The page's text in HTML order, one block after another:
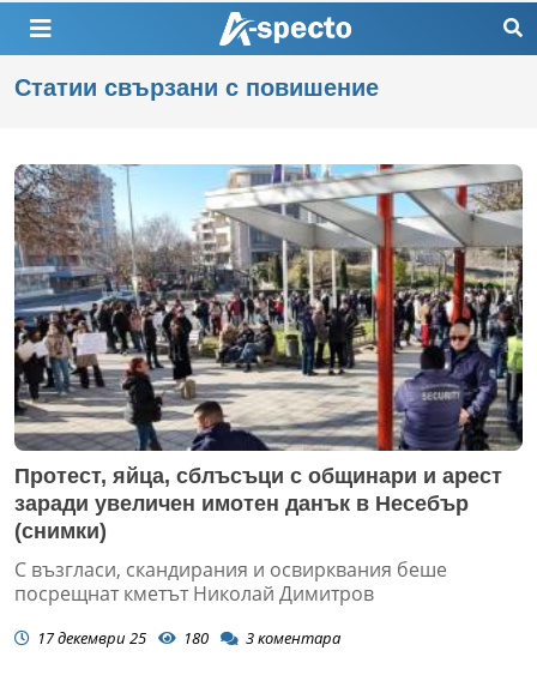
Статии свързани с повишение
Протест, яйца, сблъсъци с общинари и арест
заради увеличен имотен данък в Несебър
(снимки)
С възгласи, скандирания и освирквания беше
посрещнат кметът Николай Димитров
17 декември 25 180 3коментара